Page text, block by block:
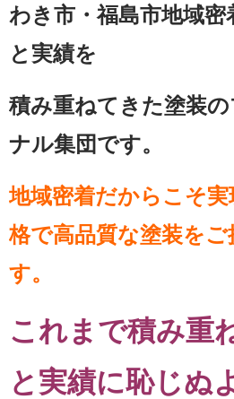
わき市・福島市地域
と実績を
積み重ねてきた塗装
ナル集団です。
地域密着だからこそ
格で高品質な塗装をご
す。
これまで積み重
と実績に恥じぬ